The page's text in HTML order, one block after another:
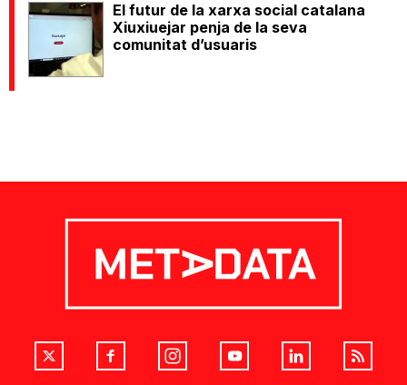
El futur de la xarxa social catalana
Xiuxiuejar penja de la seva
comunitat d’usuaris